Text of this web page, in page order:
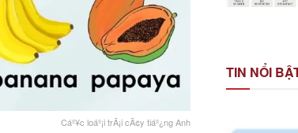
Cáº¥c loáº¡i trÃ¡i cÃ¢y tiáº¿ng Anh
TIN NỔI